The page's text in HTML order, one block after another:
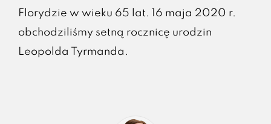
Florydzie w wieku 65 lat. 16 maja 2020 r.
obchodziliśmy setną rocznicę urodzin
Leopolda Tyrmanda.